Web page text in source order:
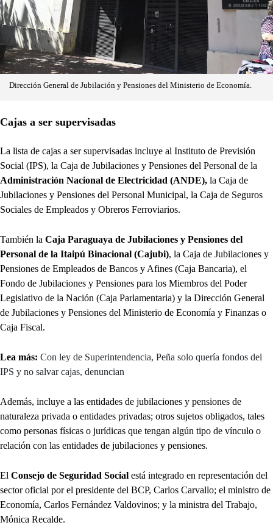
Dirección General de Jubilación y Pensiones del Ministerio de Economía.
Cajas a ser supervisadas
La lista de cajas a ser supervisadas incluye al Instituto de Previsión
Social (IPS), la Caja de Jubilaciones y Pensiones del Personal de la
Administración Nacional de Electricidad (ANDE), la Caja de
Jubilaciones y Pensiones del Personal Municipal, la Caja de Seguros
Sociales de Empleados y Obreros Ferroviarios.
También la Caja Paraguaya de Jubilaciones y Pensiones del
Personal de la Itaipú Binacional (Cajubi), la Caja de Jubilaciones y
Pensiones de Empleados de Bancos y Afines (Caja Bancaria), el
Fondo de Jubilaciones y Pensiones para los Miembros del Poder
Legislativo de la Nación (Caja Parlamentaria) y la Dirección General
de Jubilaciones y Pensiones del Ministerio de Economía y Finanzas o
Caja Fiscal.
Lea más: Con ley de Superintendencia, Peña solo quería fondos del
IPS y no salvar cajas, denuncian
Además, incluye a las entidades de jubilaciones y pensiones de
naturaleza privada o entidades privadas; otros sujetos obligados, tales
como personas físicas o jurídicas que tengan algún tipo de vínculo o
relación con las entidades de jubilaciones y pensiones.
El Consejo de Seguridad Social está integrado en representación del
sector oficial por el presidente del BCP, Carlos Carvallo; el ministro de
Economía, Carlos Fernández Valdovinos; y la ministra del Trabajo,
Mónica Recalde.